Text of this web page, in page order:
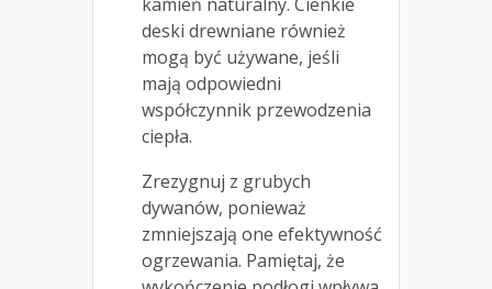
deski drewniane również
mogą być używane, jeśli
mają odpowiedni
współczynnik przewodzenia
ciepła.
Zrezygnuj z grubych
dywanów, ponieważ
zmniejszają one efektywność
ogrzewania. Pamiętaj, że